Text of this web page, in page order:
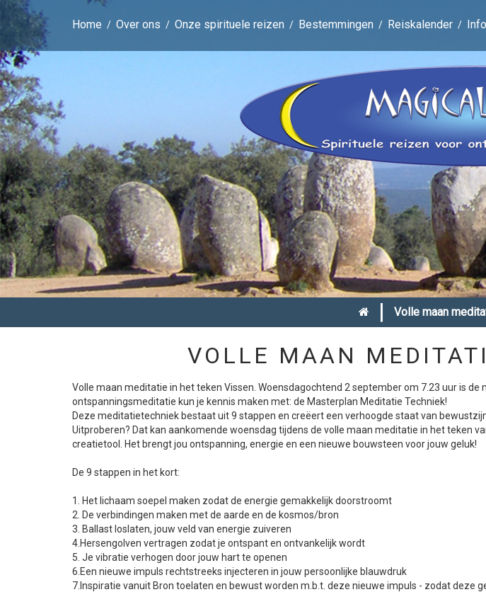
Home Over ons Onze spirituele reizen Bestemmingen Reiskalender
| Volle maan
VOLLE MAAN
Volle maan meditatie in het teken Vissen. Woensdagochtend 2 september om 7.23 uur is
ontspanningsmeditatie kun je kennis maken met: de Masterplan Meditatie Techniek!
Deze meditatietechniek bestaat uit 9 stappen en creëert een verhoogde staat van
Uitproberen? Dat kan aankomende woensdag tijdens de volle maan meditatie in het teken
creatietool. Het brengt jou ontspanning, energie en een nieuwe bouwsteen voor jouw geluk!
De 9 stappen in het kort:
1. Het lichaam soepel maken zodat de energie gemakkelijk doorstroomt
2. De verbindingen maken met de aarde en de kosmos/bron
3. Ballast loslaten, jouw veld van energie zuiveren
4.Hersengolven vertragen zodat je ontspant en ontvankelijk wordt
5. Je vibratie verhogen door jouw hart te openen
6.Een nieuwe impuls rechtstreeks injecteren in jouw persoonlijke blauwdruk
7.Inspiratie vanuit Bron toelaten en bewust worden m.b.t. deze nieuwe impuls - zodat deze